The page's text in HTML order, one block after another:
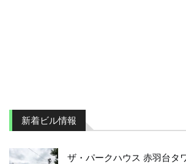
新着ビル情報
ザ・パークハウス 赤羽台タ